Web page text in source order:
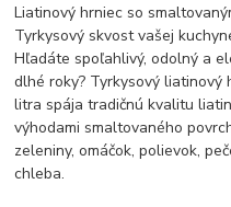
Liatinový hrniec so
Tyrkysový skvost vašej
Hľadáte spoľahlivý, odolný a
dlhé roky? Tyrkysový liatinový
litra spája tradičnú kvalitu
výhodami smaltovaného
zeleniny, omáčok, polievok,
chleba.